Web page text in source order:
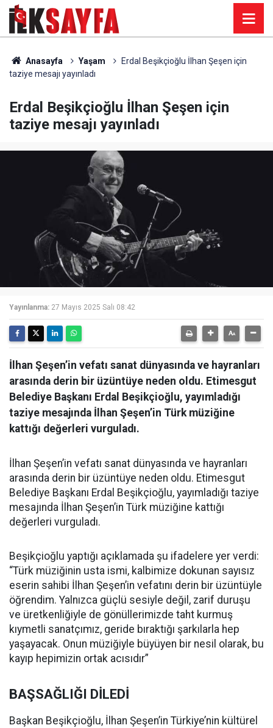
Anasayfa Yaşam
Erdal Beşikçioğlu İlhan Şeşen için
taziye mesajı yayınladı
Erdal Beşikçioğlu İlhan Şeşen için
taziye mesajı yayınladı
Yayınlanma: 27 Mayıs 2025 Salı 08:42
İlhan Şeşen’in vefatı sanat dünyasında ve hayranları
arasında derin bir üzüntüye neden oldu. Etimesgut
Belediye Başkanı Erdal Beşikçioğlu, yayımladığı
taziye mesajında İlhan Şeşen’in Türk müziğine
kattığı değerleri vurguladı.
İlhan Şeşen’in vefatı sanat dünyasında ve hayranları
arasında derin bir üzüntüye neden oldu. Etimesgut
Belediye Başkanı Erdal Beşikçioğlu, yayımladığı taziye
mesajında İlhan Şeşen’in Türk müziğine kattığı
değerleri vurguladı.
Beşikçioğlu yaptığı açıklamada şu ifadelere yer verdi:
“Türk müziğinin usta ismi, kalbimize dokunan sayısız
eserin sahibi İlhan Şeşen’in vefatını derin bir üzüntüyle
öğrendim. Yalnızca güçlü sesiyle değil, zarif duruşu
ve üretkenliğiyle de gönüllerimizde taht kurmuş
kıymetli sanatçımız, geride bıraktığı şarkılarla hep
yaşayacak. Onun müziğiyle büyüyen bir nesil olarak, bu
kayıp hepimizin ortak acısıdır”
BAŞSAĞLIĞI DİLEDİ
Başkan Beşikçioğlu, İlhan Şeşen’in Türkiye’nin kültürel